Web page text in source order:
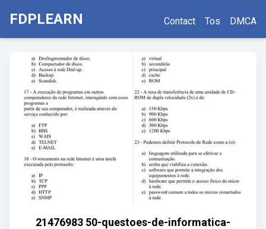
FDPLEARN Contact Tos DMCA
21476983 50-questoes-de-informatica-